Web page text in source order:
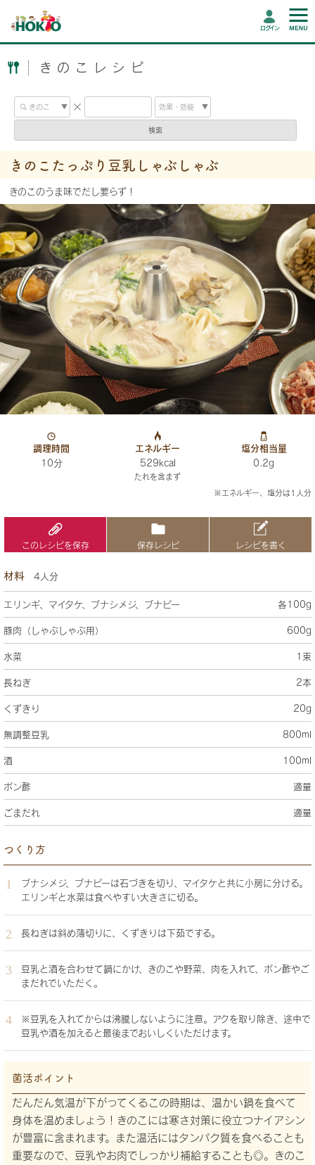
ログイン
きのこレシピ
検索
きのこたっぷり豆乳しゃぶしゃぶ
きのこのうま味でだし要らず！
調理時間
10分
エネルギー
529kcal
たれを含まず
塩分相当量
0.2g
※エネルギー、塩分は1人分
このレシピを保存 保存レシピ レシピを書く
材料 4人分
エリンギ、マイタケ、ブナシメジ、ブナピー 各100g
豚肉（しゃぶしゃぶ用） 600g
水菜 1束
長ねぎ 2本
くずきり 20g
無調整豆乳 800ml
酒 100ml
ポン酢 適量
ごまだれ 適量
つくり方
ブナシメジ、ブナピーは石づきを切り、マイタケと共に小房に分ける。
エリンギと水菜は食べやすい大きさに切る。
長ねぎは斜め薄切りに、くずきりは下茹でする。
豆乳と酒を合わせて鍋にかけ、きのこや野菜、肉を入れて、ポン酢やご
まだれでいただく。
※豆乳を入れてからは沸騰しないように注意。アクを取り除き、途中で
豆乳や酒を加えると最後までおいしくいただけます。
菌活ポイント
だんだん気温が下がってくるこの時期は、温かい鍋を食べて
身体を温めましょう！きのこには寒さ対策に役立つナイアシン
が豊富に含まれます。また温活にはタンパク質を食べることも
重要なので、豆乳やお肉でしっかり補給することも◎。きのこ